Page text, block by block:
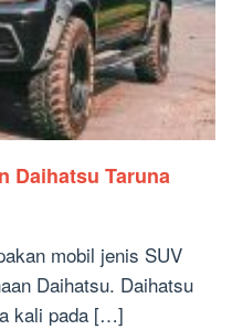
Daihatsu Taruna
mobil jenis SUV
Daihatsu. Daihatsu
kali pada […]